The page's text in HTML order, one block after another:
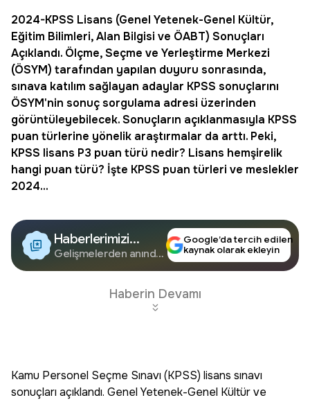
2024-KPSS Lisans (Genel Yetenek-Genel Kültür,
Eğitim Bilimleri, Alan Bilgisi ve ÖABT) Sonuçları
Açıklandı. Ölçme, Seçme ve Yerleştirme Merkezi
(ÖSYM) tarafından yapılan duyuru sonrasında,
sınava katılım sağlayan adaylar KPSS sonuçlarını
ÖSYM'nin sonuç sorgulama adresi üzerinden
görüntüleyebilecek. Sonuçların açıklanmasıyla KPSS
puan türlerine yönelik araştırmalar da arttı. Peki,
KPSS lisans P3 puan türü nedir? Lisans hemşirelik
hangi puan türü? İşte KPSS puan türleri ve meslekler
2024...
Haberlerimizi
Google'da Takip
Edin
Gelişmelerden anında
Google’da tercih edilen
kaynak olarak ekleyin
Haberin Devamı
Kamu Personel Seçme Sınavı (KPSS) lisans sınavı
sonuçları açıklandı. Genel Yetenek-Genel Kültür ve